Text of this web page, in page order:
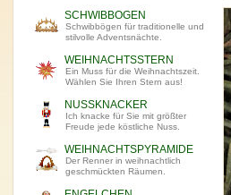
SCHWIBBOGEN
Schwibbögen für traditionelle und
stilvolle Adventsnächte.
WEIHNACHTSSTERN
Ein Muss für die Weihnachtszeit.
Wählen Sie Ihren Stern aus!
NUSSKNACKER
Ich knacke für Sie mit größter
Freude jede köstliche Nuss.
WEIHNACHTSPYRAMIDE
Der Renner in weihnachtlich
geschmückten Räumen.